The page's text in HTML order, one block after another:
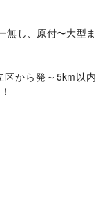
無し、原付〜大型ま
から発～5km以内